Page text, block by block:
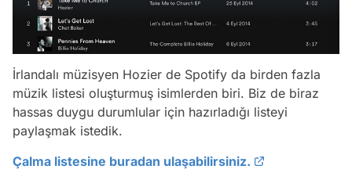
İrlandalı müzisyen Hozier de Spotify da birden fazla
müzik listesi oluşturmuş isimlerden biri. Biz de biraz
hassas duygu durumlular için hazırladığı listeyi
paylaşmak istedik.
Çalma listesine buradan ulaşabilirsiniz.